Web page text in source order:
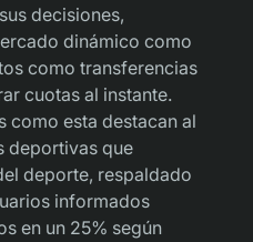
decisiones,
dinámico como
como transferencias
cuotas al instante.
como esta destacan al
deportivas que
deporte, respaldado
informados
en un 25% según